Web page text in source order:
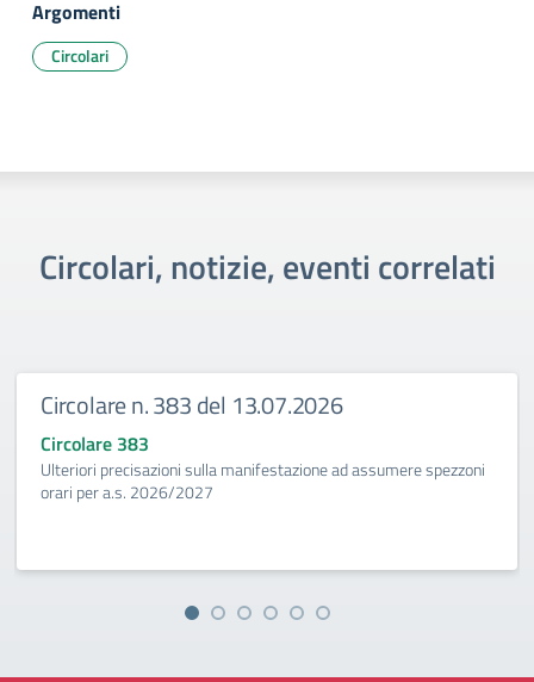
Argomenti
Circolari
Circolari, notizie, eventi correlati
Circolare n. 383 del 13.07.2026
Circolare 383
Ulteriori precisazioni sulla manifestazione ad assumere spezzoni
orari per a.s. 2026/2027